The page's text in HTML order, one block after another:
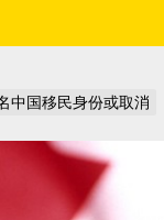
中国移民身份或取消